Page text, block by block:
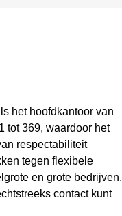
het hoofdkantoor van
tot 369, waardoor het
respectabiliteit
tegen flexibele
en grote bedrijven.
contact kunt